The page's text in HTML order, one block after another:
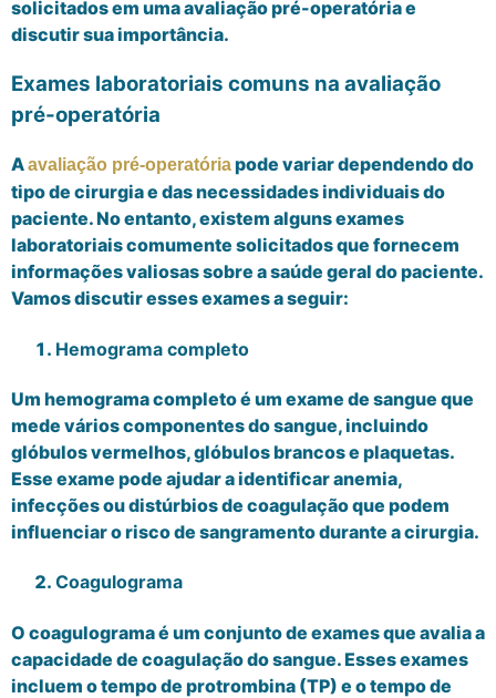
solicitados em uma avaliação pré-operatória e
discutir sua importância.
Exames laboratoriais comuns na avaliação
pré-operatória
Aavaliação pré-operatóriapode variar dependendo do
tipo de cirurgia e das necessidades individuais do
paciente. No entanto, existem alguns exames
laboratoriais comumente solicitados que fornecem
informações valiosas sobre a saúde geral do paciente.
Vamos discutir esses exames a seguir:
Hemograma completo
Um hemograma completo é um exame de sangue que
mede vários componentes do sangue, incluindo
glóbulos vermelhos, glóbulos brancos e plaquetas.
Esse exame pode ajudar a identificar anemia,
infecções ou distúrbios de coagulação que podem
influenciar o risco de sangramento durante a cirurgia.
Coagulograma
O coagulograma é um conjunto de exames que avalia a
capacidade de coagulação do sangue. Esses exames
incluem o tempo de protrombina (TP) e o tempo de